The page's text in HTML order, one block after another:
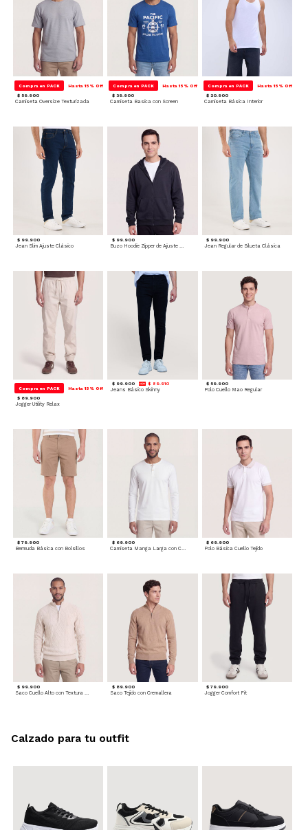
Compra en PACK Hasta 15% Off
$ 59.900
Camiseta Oversize Texturizada
Compra en PACK Hasta 15% Off
$ 39.900
Camiseta Basica con Screen
Compra en PACK Hasta 15% Off
$ 20.900
Camiseta Básica Interior
$ 99.900
Jean Slim Ajuste Clásico
$ 99.900 $ 99.900
Jean Regular de Silueta Clásica
Compra en PACK Hasta 15% Off
$ 89.900
Jogger Utility Relax
$ 99.900 $ 89.910
Jeans Básico Skinny
$ 59.900
Polo Cuello Mao Regular
$ 79.900
Bermuda Básica con Bolsillos
$ 69.900
Camiseta Manga Larga con Cuello Henley
$ 69.900
Polo Básica Cuello Tejido
$ 99.900 $ 89.900
Saco Tejido con Cremallera
$ 79.900
Jogger Comfort Fit
Calzado para tu outfit